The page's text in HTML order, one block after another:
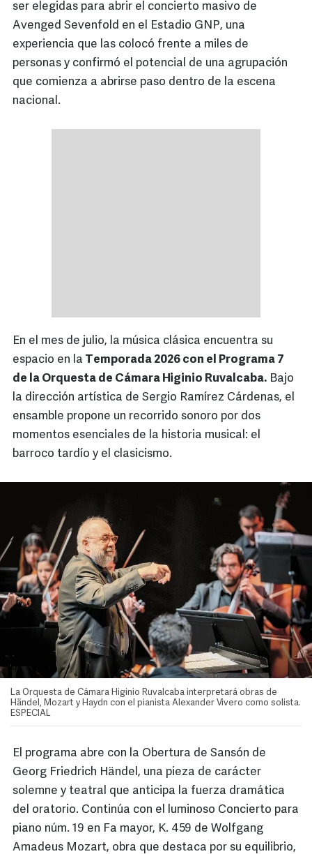
ser elegidas para abrir el concierto masivo de
Avenged Sevenfold en el Estadio GNP, una
experiencia que las colocó frente a miles de
personas y confirmó el potencial de una agrupación
que comienza a abrirse paso dentro de la escena
nacional.
En el mes de julio, la música clásica encuentra su
espacio en la Temporada 2026 con el Programa 7
de la Orquesta de Cámara Higinio Ruvalcaba. Bajo
la dirección artística de Sergio Ramírez Cárdenas, el
ensamble propone un recorrido sonoro por dos
momentos esenciales de la historia musical: el
barroco tardío y el clasicismo.
La Orquesta de Cámara Higinio Ruvalcaba interpretará obras de
Händel, Mozart y Haydn con el pianista Alexander Vivero como solista.
ESPECIAL
El programa abre con la Obertura de Sansón de
Georg Friedrich Händel, una pieza de carácter
solemne y teatral que anticipa la fuerza dramática
del oratorio. Continúa con el luminoso Concierto para
piano núm. 19 en Fa mayor, K. 459 de Wolfgang
Amadeus Mozart, obra que destaca por su equilibrio,